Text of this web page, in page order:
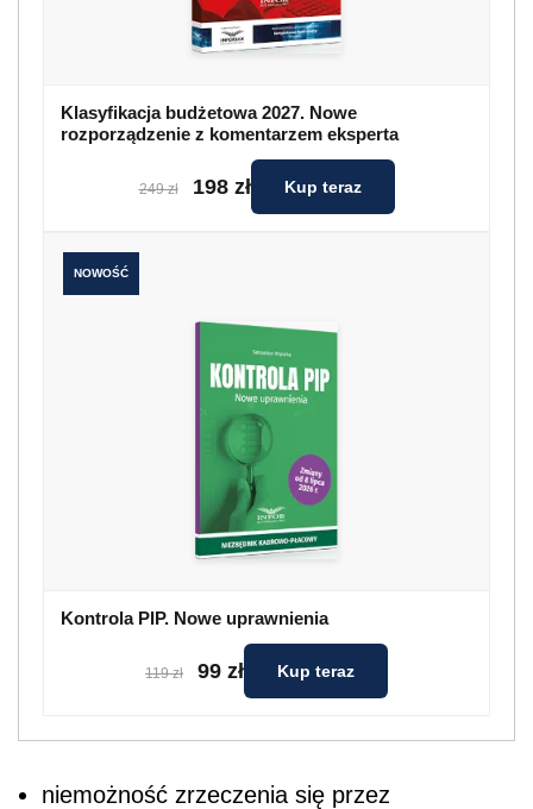
Klasyfikacja budżetowa 2027. Nowe
rozporządzenie z komentarzem eksperta
249 zł 198 zł Kup teraz
NOWOŚĆ
Kontrola PIP. Nowe uprawnienia
119 zł 99 zł Kup teraz
niemożność zrzeczenia się przez